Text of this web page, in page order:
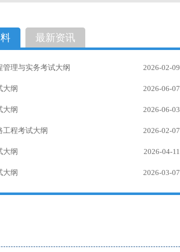
最新资讯
管理与实务考试大纲 2026-02-09
大纲 2026-06-07
大纲 2026-06-03
工程考试大纲 2026-02-07
大纲 2026-04-11
大纲 2026-03-07